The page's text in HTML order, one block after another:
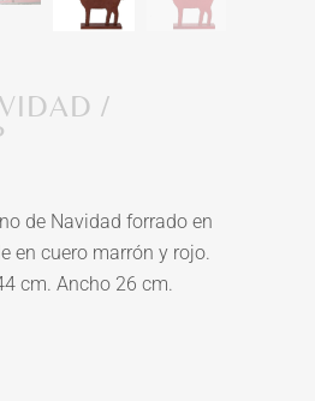
/
de Navidad forrado en
en cuero marrón y rojo.
cm. Ancho 26 cm.